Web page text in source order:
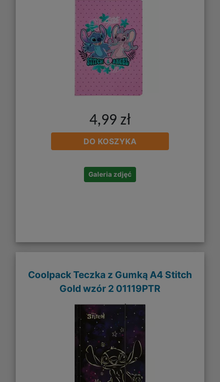
4,99 zł
DO KOSZYKA
Galeria zdjęć
Coolpack Teczka z Gumką A4 Stitch
Gold wzór 2 01119PTR